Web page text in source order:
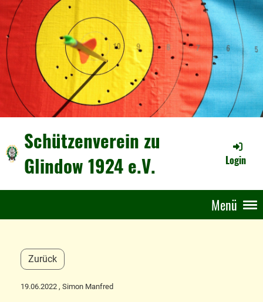
Schützenverein zu
Glindow 1924 e.V.
Login
Menü
Zurück
19.06.2022 , Simon Manfred